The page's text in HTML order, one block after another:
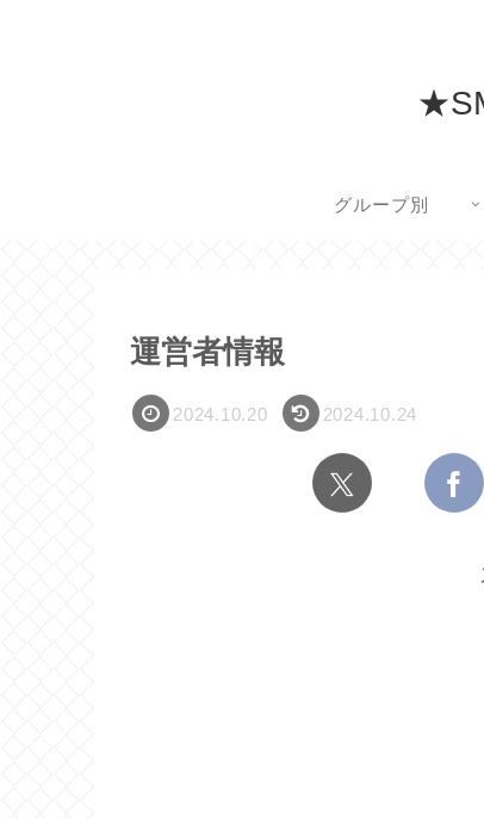
グループ別
運営者情報
2024.10.20 2024.10.24